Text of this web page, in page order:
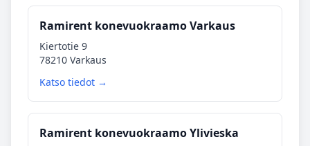
Ramirent konevuokraamo Varkaus
Kiertotie 9
78210 Varkaus
Katso tiedot →
Ramirent konevuokraamo Ylivieska